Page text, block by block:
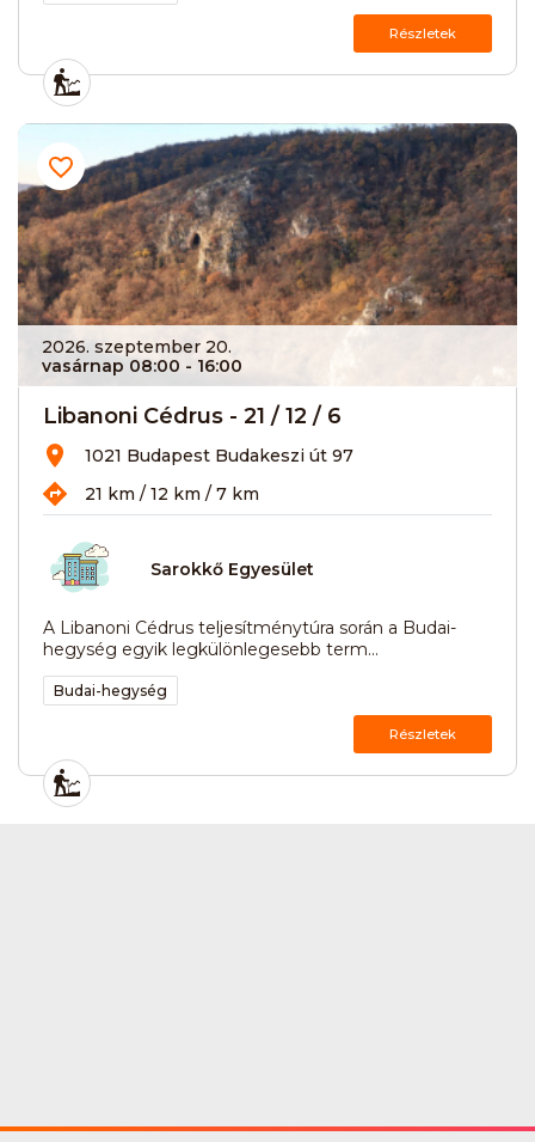
Részletek
2026. szeptember 20.
vasárnap 08:00 - 16:00
Libanoni Cédrus - 21 / 12 / 6
1021 Budapest Budakeszi út 97
21 km / 12 km / 7 km
Sarokkő Egyesület
A Libanoni Cédrus teljesítménytúra során a Budai-
hegység egyik legkülönlegesebb term...
Budai-hegység
Részletek